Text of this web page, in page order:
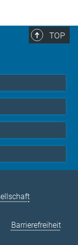
TOP
Barrierefreiheit